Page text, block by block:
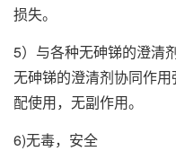
损失。
5）与各种无砷锑的澄清
无砷锑的澄清剂协同作
配使用，无副作用。
6)无毒，安全